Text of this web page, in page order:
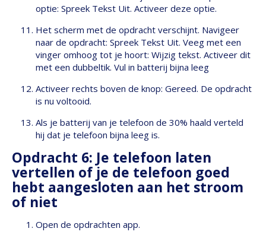
optie: Spreek Tekst Uit. Activeer deze optie.
Het scherm met de opdracht verschijnt. Navigeer
naar de opdracht: Spreek Tekst Uit. Veeg met een
vinger omhoog tot je hoort: Wijzig tekst. Activeer dit
met een dubbeltik. Vul in batterij bijna leeg
Activeer rechts boven de knop: Gereed. De opdracht
is nu voltooid.
Als je batterij van je telefoon de 30% haald verteld
hij dat je telefoon bijna leeg is.
Opdracht 6: Je telefoon laten
vertellen of je de telefoon goed
hebt aangesloten aan het stroom
of niet
Open de opdrachten app.